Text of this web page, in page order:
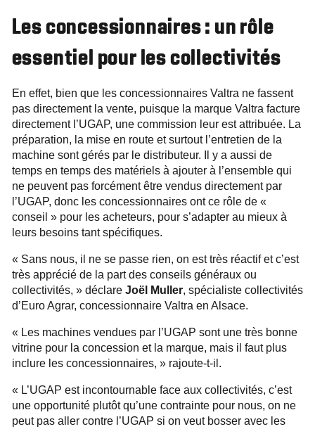
Les concessionnaires : un rôle
essentiel pour les collectivités
En effet, bien que les concessionnaires Valtra ne fassent
pas directement la vente, puisque la marque Valtra facture
directement l’UGAP, une commission leur est attribuée. La
préparation, la mise en route et surtout l’entretien de la
machine sont gérés par le distributeur. Il y a aussi de
temps en temps des matériels à ajouter à l’ensemble qui
ne peuvent pas forcément être vendus directement par
l’UGAP, donc les concessionnaires ont ce rôle de «
conseil » pour les acheteurs, pour s’adapter au mieux à
leurs besoins tant spécifiques.
« Sans nous, il ne se passe rien, on est très réactif et c’est
très apprécié de la part des conseils généraux ou
collectivités, » déclare Joël Muller, spécialiste collectivités
d’Euro Agrar, concessionnaire Valtra en Alsace.
« Les machines vendues par l’UGAP sont une très bonne
vitrine pour la concession et la marque, mais il faut plus
inclure les concessionnaires, » rajoute-t-il.
« L’UGAP est incontournable face aux collectivités, c’est
une opportunité plutôt qu’une contrainte pour nous, on ne
peut pas aller contre l’UGAP si on veut bosser avec les